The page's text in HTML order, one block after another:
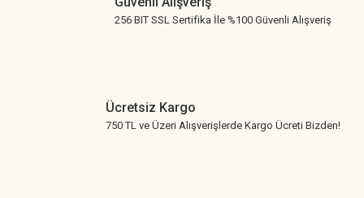
256 BIT SSL Sertifika İle %100 Güvenli Alışveriş
Ücretsiz Kargo
750 TL ve Üzeri Alışverişlerde Kargo Ücreti Bizden!